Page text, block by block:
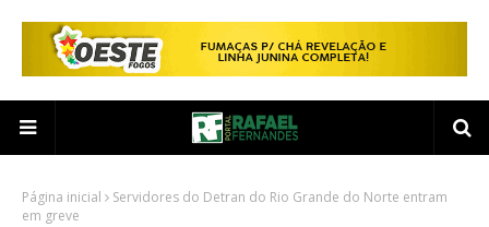
Página inicial
Servidores do Detran do Rio Grande do Norte entram
em greve